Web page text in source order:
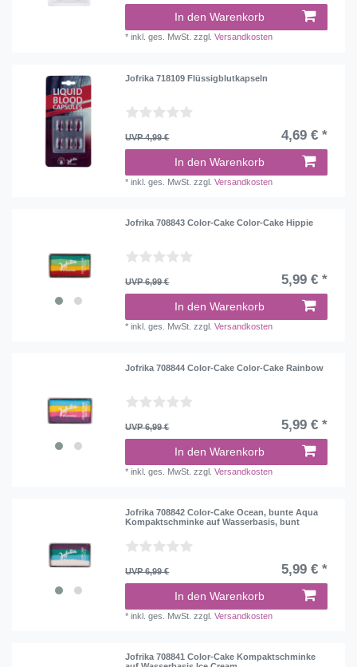
In den Warenkorb
*inkl. ges. MwSt. zzgl.Versandkosten
Jofrika 718109 Flüssigblutkapseln
UVP 4,99 € 4,69 € *
In den Warenkorb
*inkl. ges. MwSt. zzgl.Versandkosten
Jofrika 708843 Color-Cake Color-Cake Hippie
UVP 6,99 € 5,99 € *
In den Warenkorb
*inkl. ges. MwSt. zzgl.Versandkosten
Jofrika 708844 Color-Cake Color-Cake Rainbow
UVP 6,99 € 5,99 € *
In den Warenkorb
*inkl. ges. MwSt. zzgl.Versandkosten
Jofrika 708842 Color-Cake Ocean, bunte Aqua
Kompaktschminke auf Wasserbasis, bunt
UVP 6,99 € 5,99 € *
In den Warenkorb
*inkl. ges. MwSt. zzgl.Versandkosten
Jofrika 708841 Color-Cake Kompaktschminke